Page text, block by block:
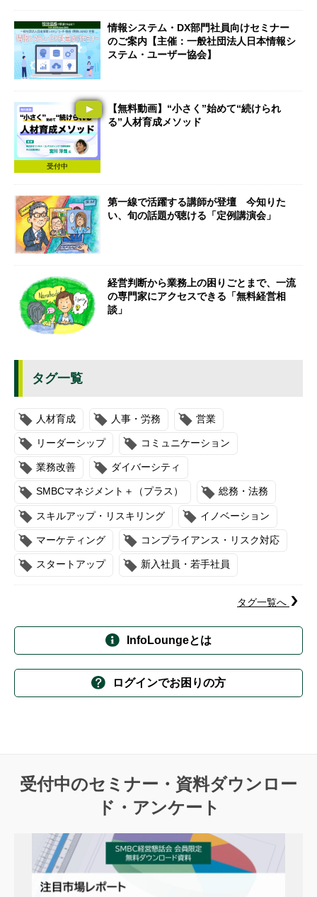
情報システム・DX部門社員向けセミナー
のご案内【主催：一般社団法人日本情報シ
ステム・ユーザー協会】
受付中
【無料動画】“小さく”始めて“続けられ
る”人材育成メソッド
第一線で活躍する講師が登壇 今知りた
い、旬の話題が聴ける「定例講演会」
経営判断から業務上の困りごとまで、一流
の専門家にアクセスできる「無料経営相
談」
タグ一覧
人材育成 人事・労務 営業
リーダーシップ コミュニケーション
業務改善 ダイバーシティ
SMBCマネジメント＋（プラス） 総務・法務
スキルアップ・リスキリング イノベーション
マーケティング コンプライアンス・リスク対応
スタートアップ 新入社員・若手社員
タグ一覧へ
InfoLoungeとは
ログインでお困りの方
受付中のセミナー・資料ダウンロー
ド・アンケート